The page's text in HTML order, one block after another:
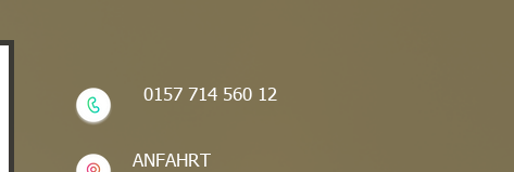
0157 714 560 12
ANFAHRT